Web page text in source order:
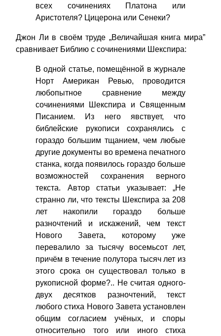
всех сочинениях Платона или
Аристотеля? Цицерона или Сенеки?
Джон Ли в своём труде „Величайшая книга мира”
сравнивает Библию с сочинениями Шекспира:
В одной статье, помещённой в журнале
Норт Американ Ревью, проводится
любопытное сравнение между
сочинениями Шекспира и Священным
Писанием. Из него явствует, что
библейские рукописи сохранялись с
гораздо большим тщанием, чем любые
другие документы во времена печатного
станка, когда появилось гораздо больше
возможностей сохранения верного
текста. Автор статьи указывает: „Не
странно ли, что тексты Шекспира за 208
лет накопили гораздо больше
разночтений и искажений, чем текст
Нового Завета, которому уже
перевалило за тысячу восемьсот лет,
причём в течение полутора тысяч лет из
этого срока он существовал только в
рукописной форме?.. Не считая одного-
двух десятков разночтений, текст
любого стиха Нового Завета установлен
общим согласием учёных, и споры
относительно того или иного стиха